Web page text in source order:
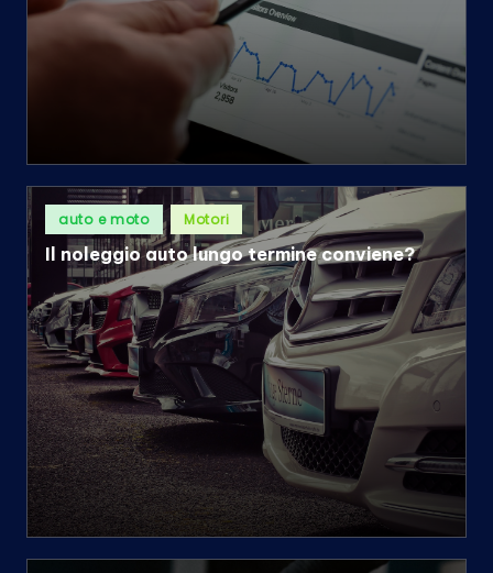
Posted
inauto e moto Motori
Il noleggio auto lungo termine conviene?